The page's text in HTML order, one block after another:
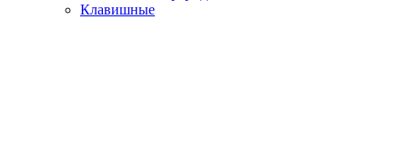
Клавишные